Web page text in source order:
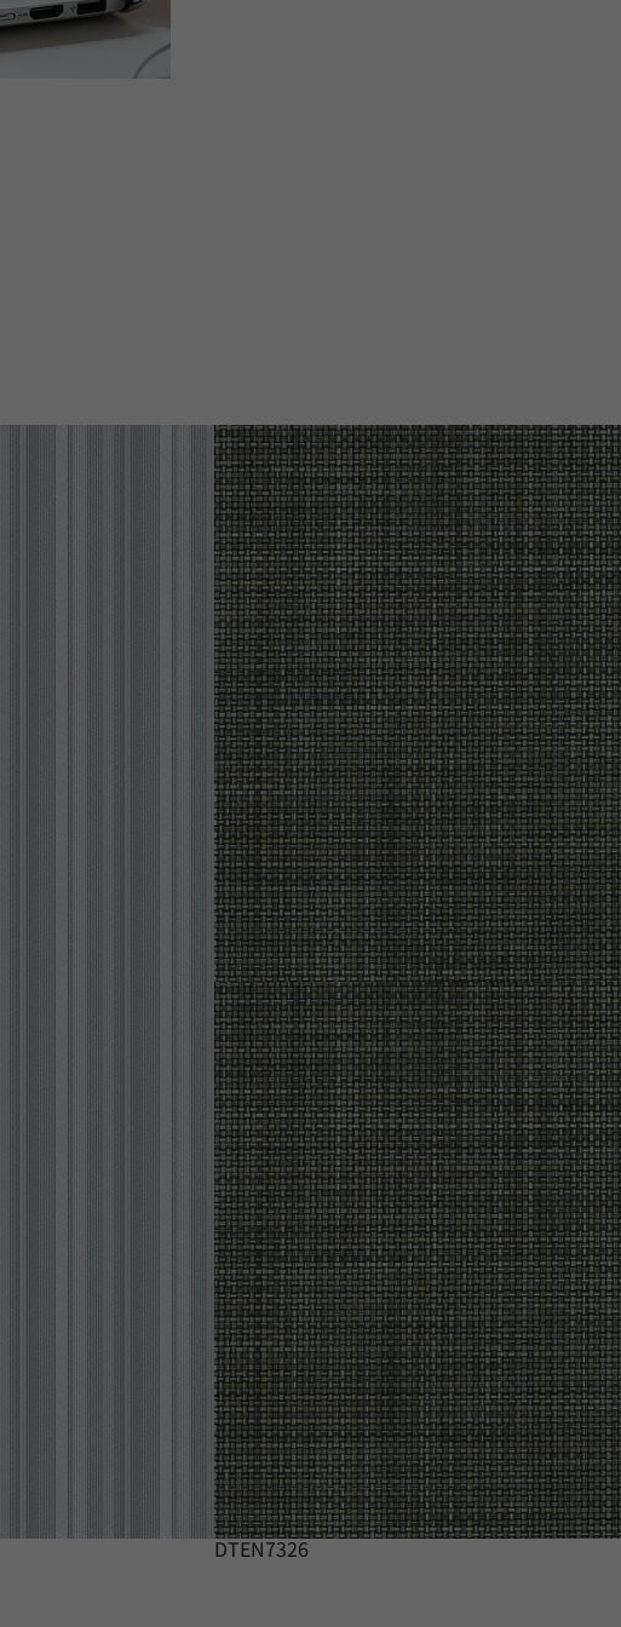
DTEN7326